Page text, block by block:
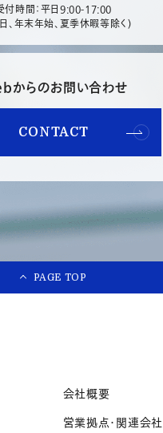
付時間：平日9:00-17:00
、年末年始、夏季休暇等除く)
からのお問い合わせ
CONTACT
PAGE TOP
会社概要
営業拠点・関連会社